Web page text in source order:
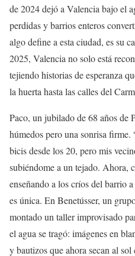
de 2024 dejó a Valencia bajo el
perdidas y barrios enteros
algo define a esta ciudad, es su
2025, Valencia no solo está
tejiendo historias de esperanza
la huerta hasta las calles del
Paco, un jubilado de 68 años de
húmedos pero una sonrisa
bicis desde los 20, pero mis
subiéndome a un tejado. Ahora,
enseñando a los críos del barrio
es única. En Benetússer, un
montado un taller improvisado
el agua se tragó: imágenes en
y bautizos que ahora secan al